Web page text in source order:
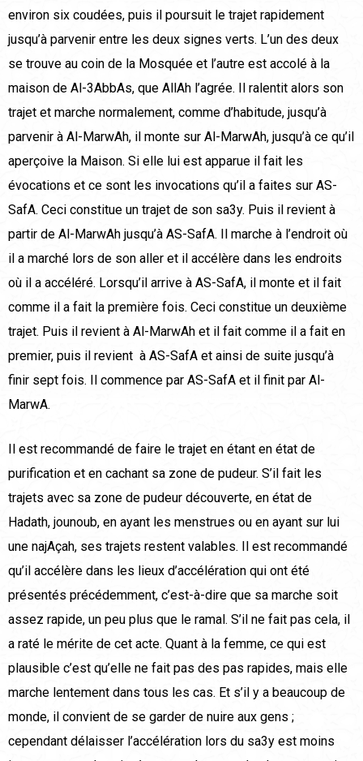
environ six coudées, puis il poursuit le trajet rapidement
jusqu’à parvenir entre les deux signes verts. L’un des deux
se trouve au coin de la Mosquée et l’autre est accolé à la
maison de Al-3AbbAs, que AllAh l’agrée. Il ralentit alors son
trajet et marche normalement, comme d’habitude, jusqu’à
parvenir à Al-MarwAh, il monte sur Al-MarwAh, jusqu’à ce qu’il
aperçoive la Maison. Si elle lui est apparue il fait les
évocations et ce sont les invocations qu’il a faites sur AS-
SafA. Ceci constitue un trajet de son sa3y. Puis il revient à
partir de Al-MarwAh jusqu’à AS-SafA. Il marche à l’endroit où
il a marché lors de son aller et il accélère dans les endroits
où il a accéléré. Lorsqu’il arrive à AS-SafA, il monte et il fait
comme il a fait la première fois. Ceci constitue un deuxième
trajet. Puis il revient à Al-MarwAh et il fait comme il a fait en
premier, puis il revient à AS-SafA et ainsi de suite jusqu’à
finir sept fois. Il commence par AS-SafA et il finit par Al-
MarwA.
Il est recommandé de faire le trajet en étant en état de
purification et en cachant sa zone de pudeur. S’il fait les
trajets avec sa zone de pudeur découverte, en état de
Hadath, jounoub, en ayant les menstrues ou en ayant sur lui
une najAçah, ses trajets restent valables. Il est recommandé
qu’il accélère dans les lieux d’accélération qui ont été
présentés précédemment, c’est-à-dire que sa marche soit
assez rapide, un peu plus que le ramal. S’il ne fait pas cela, il
a raté le mérite de cet acte. Quant à la femme, ce qui est
plausible c’est qu’elle ne fait pas des pas rapides, mais elle
marche lentement dans tous les cas. Et s’il y a beaucoup de
monde, il convient de se garder de nuire aux gens ;
cependant délaisser l’accélération lors du sa3y est moins